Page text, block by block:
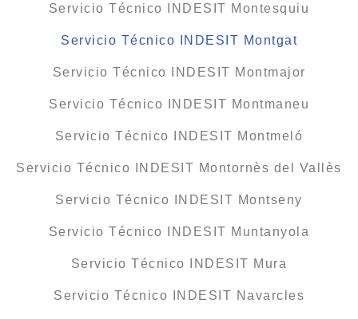
Servicio Técnico INDESIT Montesquiu
Servicio Técnico INDESIT Montgat
Servicio Técnico INDESIT Montmajor
Servicio Técnico INDESIT Montmaneu
Servicio Técnico INDESIT Montmeló
Servicio Técnico INDESIT Montornès del Vallès
Servicio Técnico INDESIT Montseny
Servicio Técnico INDESIT Muntanyola
Servicio Técnico INDESIT Mura
Servicio Técnico INDESIT Navarcles